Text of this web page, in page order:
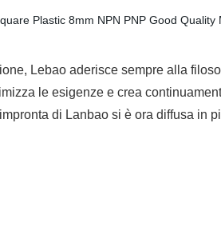
Lebao aderisce sempre alla
le esigenze e crea
di Lanbao si è ora diffusa in